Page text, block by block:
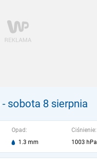
- sobota 8 sierpnia
Opad:
1.3 mm
Ciśnienie:
1003 hPa